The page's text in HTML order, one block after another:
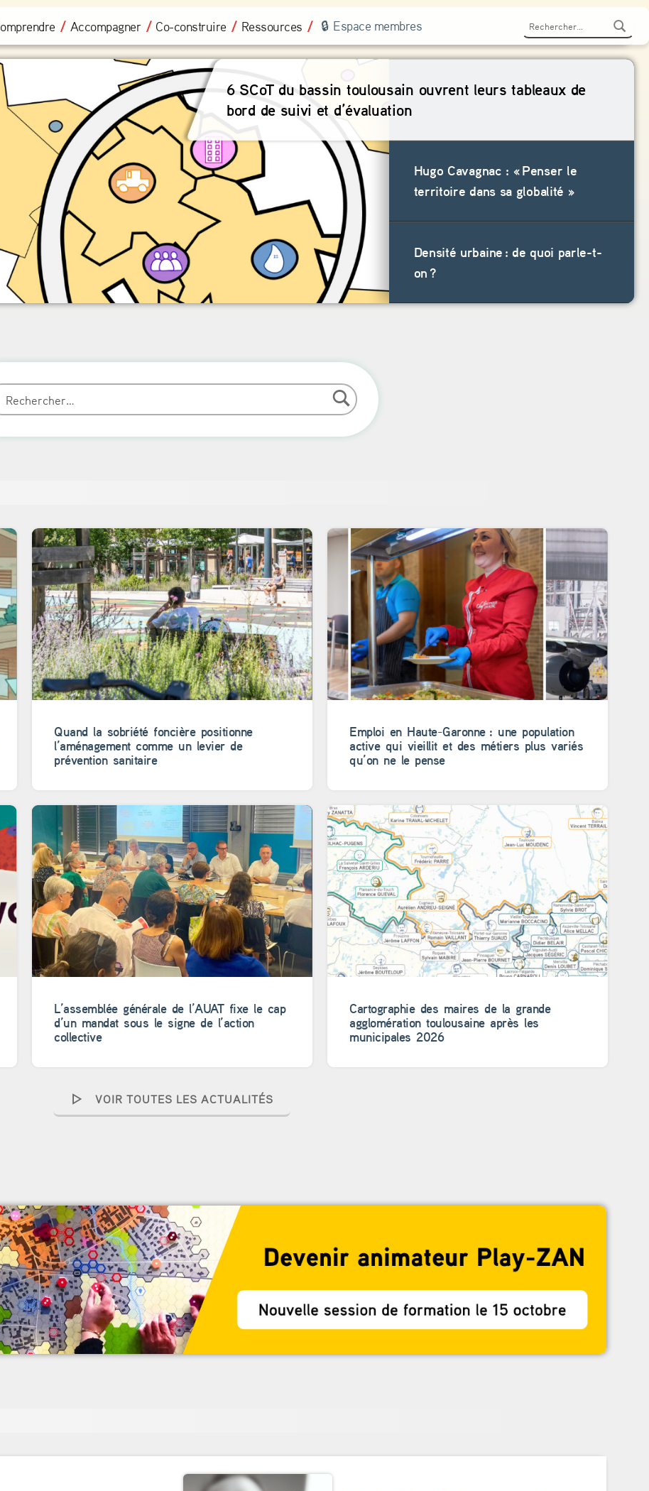
Accompagner Co-construire Ressources Espace membres
6 SCoT du bassin toulousain ouvrent leurs tableaux de
bord de suivi et d’évaluation
Hugo Cavagnac : « Penser le
territoire dans sa globalité »
Densité urbaine : de quoi parle-t-
on ?
:
Quand la sobriété foncière positionne
l’aménagement comme un levier de
prévention sanitaire
Emploi en Haute-Garonne : une population
active qui vieillit et des métiers plus variés
qu’on ne le pense
L’assemblée générale de l’AUAT fixe le cap
d’un mandat sous le signe de l’action
collective
Cartographie des maires de la grande
agglomération toulousaine après les
municipales 2026
VOIR TOUTES LES ACTUALITÉS